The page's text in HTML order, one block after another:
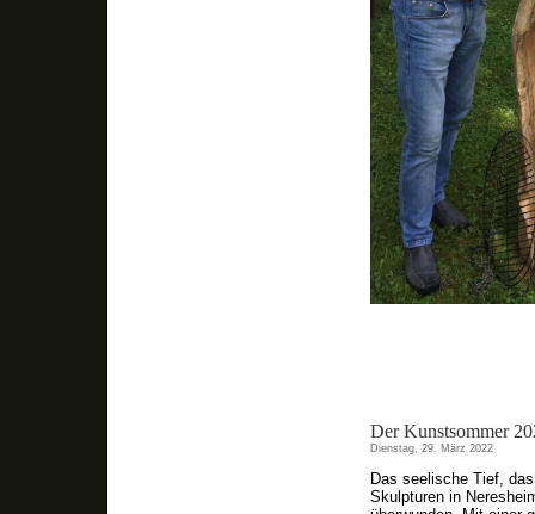
Der Kunstsommer
Dienstag, 29. März 2022
Das seelische Tief,
Skulpturen in